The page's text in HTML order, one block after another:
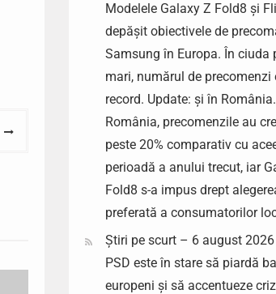
Modelele Galaxy Z Fold8 și
depășit obiectivele de
Samsung în Europa. În ciuda
mari, numărul de precomenzi
record. Update: și în
România, precomenzile au
peste 20% comparativ cu
perioadă a anului trecut, iar
Fold8 s-a impus drept
preferată a consumatorilor
Știri pe scurt – 6 august 2026
PSD este în stare să piardă
europeni și să accentueze